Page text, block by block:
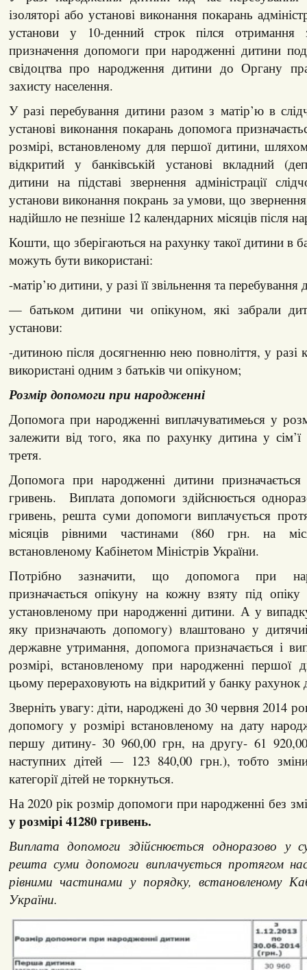
ізоляторі або установі виконання покарань
установи у 10-денний строк пілся отримання
призначення допомоги при народженні дитини
свідоцтва про народження дитини до Органу
захисту населення.
У разі перебування дитини разом з матір’ю в
установі виконання покарань допомога
розмірі, встановленому для першої дитини,
відкритий у банківській установі вкладний
дитини на підставі звернення адміністрації
установи виконання покрань за умови, що звернення
надійшло не пезніше 12 календарних місяців після
Кошти, що зберігаються на рахунку такої дитини в
можуть бути використані:
-матір’ю дитини, у разі її звільнення та перебування
— батьком дитини чи опікуном, які забрали
установи:
-дитиною після досягненню нею повноліття, у разі
використані одним з батьків чи опікуном;
Розмір допомоги при народженні
Допомога при народженні виплачуватимеься у
залежити від того, яка по рахунку дитина у
третя.
Допомога при народженні дитини
гривень. Виплата допомоги здійснюється
гривень, решта суми допомоги виплачується
місяців рівними частинами (860 грн. на
встановленому Кабінетом Міністрів України.
Потрібно зазначити, що допомога при
призначається опікуну на кожну взяту під
установленому при народженні дитини. А у
яку призначають допомогу) влаштовано у
державне утримання, допомога призначається і
розмірі, встановленому при народженні першої
цьому перераховують на відкритий у банку рахунок
Зверніть увагу: діти, народжені до 30 червня 2014
допомогу у розмірі встановленому на дату
першу дитину- 30 960,00 грн, на другу- 61
наступних дітей — 123 840,00 грн.), тобто
категорії дітей не торкнуться.
На 2020 рік розмір допомоги при народженні без
у розмірі 41280 гривень.
Виплата допомоги здійснюється одноразово у
решта суми допомоги виплачується протягом
рівними частинами у порядку, встановленому
України.